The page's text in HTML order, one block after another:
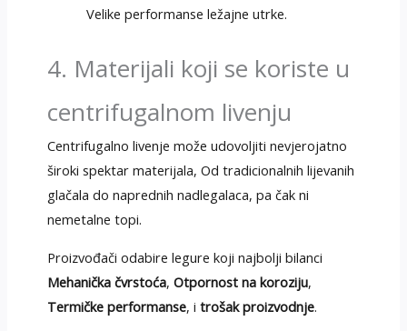
Velike performanse ležajne utrke.
4. Materijali koji se koriste u
centrifugalnom livenju
Centrifugalno livenje može udovoljiti nevjerojatno
široki spektar materijala, Od tradicionalnih lijevanih
glačala do naprednih nadlegalaca, pa čak ni
nemetalne topi.
Proizvođači odabire legure koji najbolji bilanci
Mehanička čvrstoća, Otpornost na koroziju,
Termičke performanse, i trošak proizvodnje.